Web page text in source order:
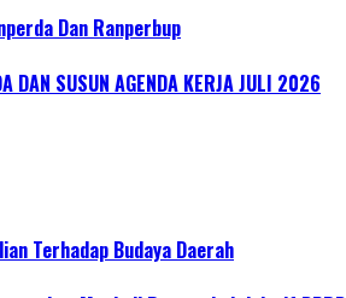
Dan Ranperbup
DAN SUSUN AGENDA KERJA JULI 2026
Terhadap Budaya Daerah